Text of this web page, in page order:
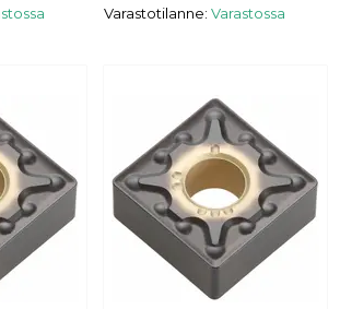
Varastotilanne: Varastossa